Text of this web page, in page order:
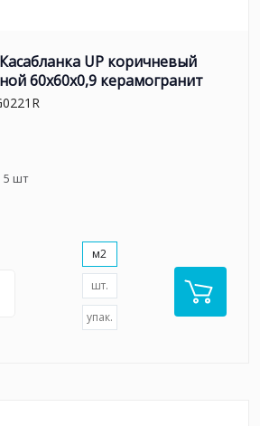
UP коричневый
60x60x0,9 керамогранит
5 шт
м2
шт.
упак.